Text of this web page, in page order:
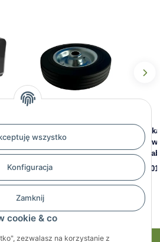
wszystko
Konfiguracja
Zamknij
cookie & co
zezwalasz na korzystanie z
mm, felga stalowa, pełna
guma
29,15 zł*